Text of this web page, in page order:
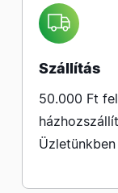
Szállítás
50.000 Ft